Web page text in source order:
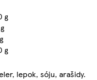
g
g
lepok, sóju, arašidy.